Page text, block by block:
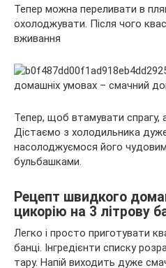
Тепер можна переливати в
охолоджувати. Після чого
вживання
Тепер, щоб втамувати спрагу,
Дістаємо з холодильника
насолоджуємося його
бульбашками.
Рецепт швидкого
цикорію на 3 літрову
Легко і просто приготувати
банці. Інгредієнти списку
тару. Напій виходить дуже